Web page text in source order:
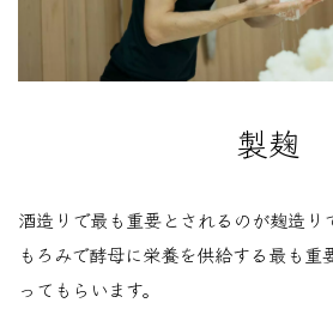
製麹
酒造りで最も重要とされるのが麹造り
もろみで酵母に栄養を供給する最も重
ってもらいます。